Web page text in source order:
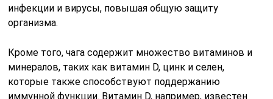
инфекции и вирусы, повышая общую защиту
организма.
Кроме того, чага содержит множество витаминов и
минералов, таких как витамин D, цинк и селен,
которые также способствуют поддержанию
иммунной функции. Витамин D, например, известен